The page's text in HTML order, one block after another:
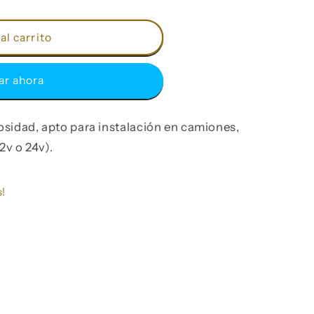
carrito
ahora
apto para instalación en camiones,
o 24v).